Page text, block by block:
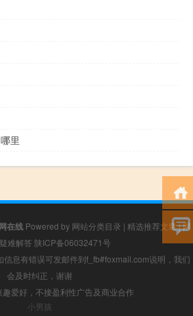
里
在线 Powered by 网站分类目录 | 精选推荐文章|网
疑难解答 陕ICP备06032471号
信息有错误可发邮件到f_fb#foxmail.com说明，我们
会及时纠正，谢谢
爱好，不接盈利性广告及商业合作
小男孩